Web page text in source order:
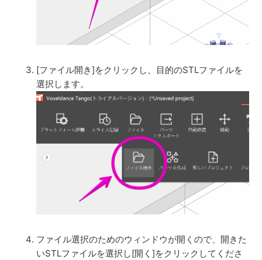
[ファイル開き]をクリックし、目的のSTLファイルを
選択します。
ファイル選択のためのウィンドウが開くので、開きた
いSTLファイルを選択し[開く]をクリックしてくださ